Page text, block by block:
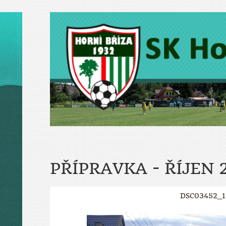
PŘÍPRAVKA - ŘÍJEN
DSC03452_1